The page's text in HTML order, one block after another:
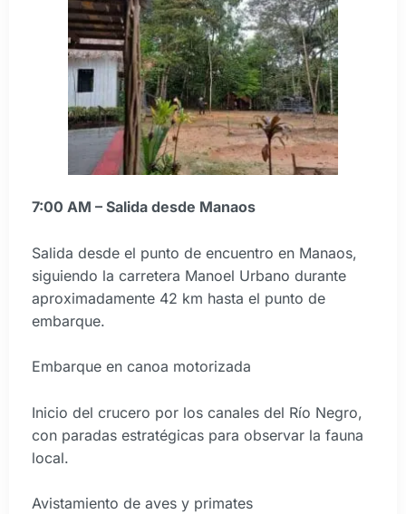
7:00 AM – Salida desde Manaos
Salida desde el punto de encuentro en Manaos,
siguiendo la carretera Manoel Urbano durante
aproximadamente 42 km hasta el punto de
embarque.
Embarque en canoa motorizada
Inicio del crucero por los canales del Río Negro,
con paradas estratégicas para observar la fauna
local.
Avistamiento de aves y primates